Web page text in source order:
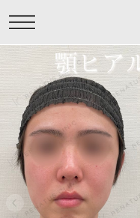
ヒアルロン酸注入症例一覧
医療脱毛症例一覧
アートメイク症例一覧
クリニック一覧
医師一覧
ヒアルロン酸注入
Doctor
担当医師から探す
副田 周
高橋 希
製
ザ
ボ